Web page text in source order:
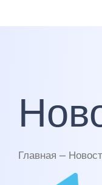
Главная —